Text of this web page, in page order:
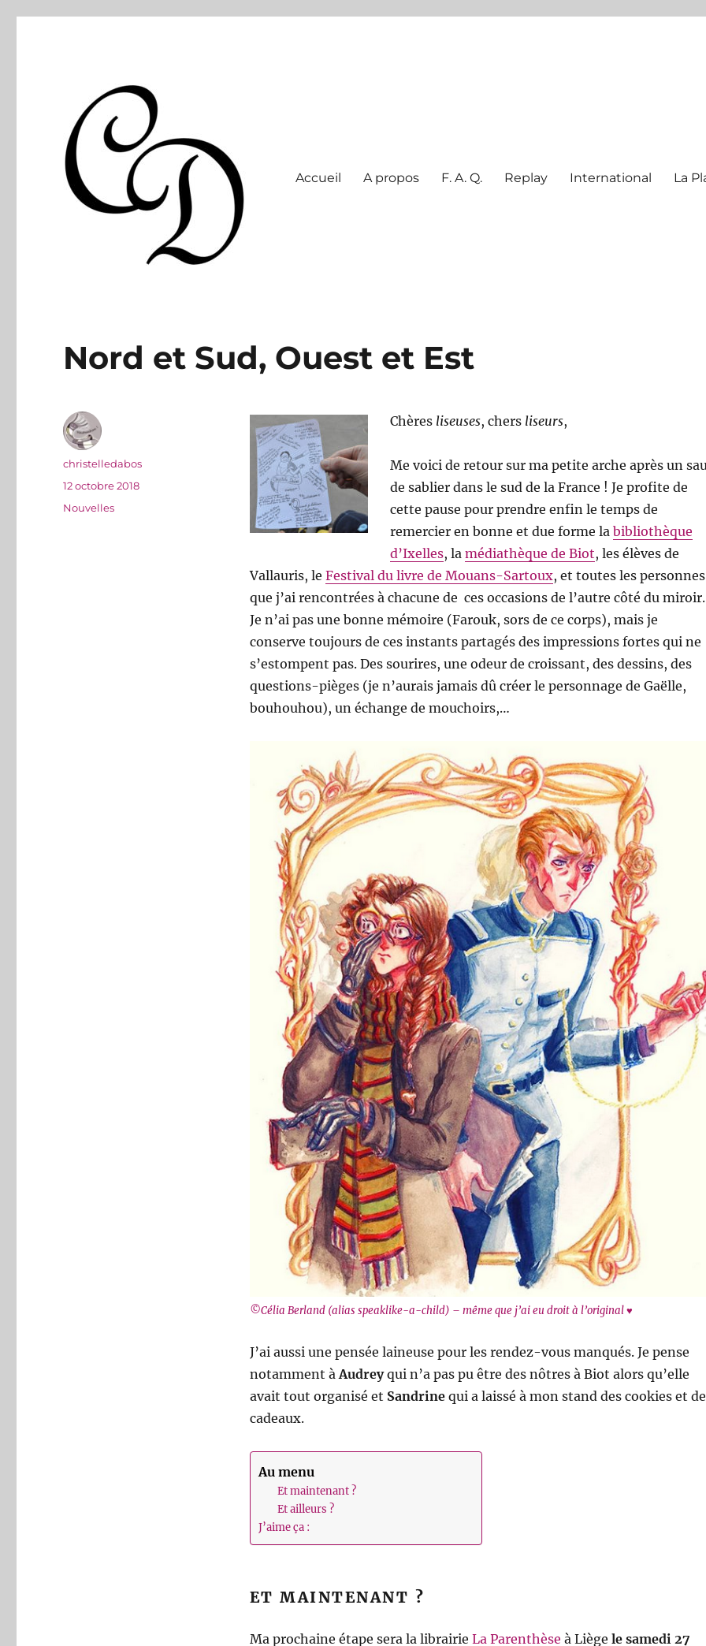
Accueil A propos F. A. Q. Replay International La
Nord et Sud, Ouest et Est
Chères liseuses, chers liseurs,
Me voici de retour sur ma petite arche après un
de sablier dans le sud de la France ! Je profite de
cette pause pour prendre enfin le temps de
remercier en bonne et due forme la bibliothèque
d’Ixelles, la médiathèque de Biot, les élèves de
Vallauris, le Festival du livre de Mouans-Sartoux, et toutes les personnes
que j’ai rencontrées à chacune de ces occasions de l’autre côté du miroir.
Je n’ai pas une bonne mémoire (Farouk, sors de ce corps), mais je
conserve toujours de ces instants partagés des impressions fortes qui ne
s’estompent pas. Des sourires, une odeur de croissant, des dessins, des
questions-pièges (je n’aurais jamais dû créer le personnage de Gaëlle,
bouhouhou), un échange de mouchoirs,…
©Célia Berland (alias speaklike-a-child) – même que j’ai eu droit à l’original ♥
J’ai aussi une pensée laineuse pour les rendez-vous manqués. Je pense
notamment à Audreyqui n’a pas pu être des nôtres à Biot alors qu’elle
avait tout organisé et Sandrinequi a laissé à mon stand des cookies et
cadeaux.
Au menu
Et maintenant ?
Et ailleurs ?
J’aime ça :
ET MAINTENANT ?
Ma prochaine étape sera la librairie La Parenthèse à Liège le samedi 27
Auteur
christelledabos
Publié
12 octobre 2018
Catégories
Nouvelles